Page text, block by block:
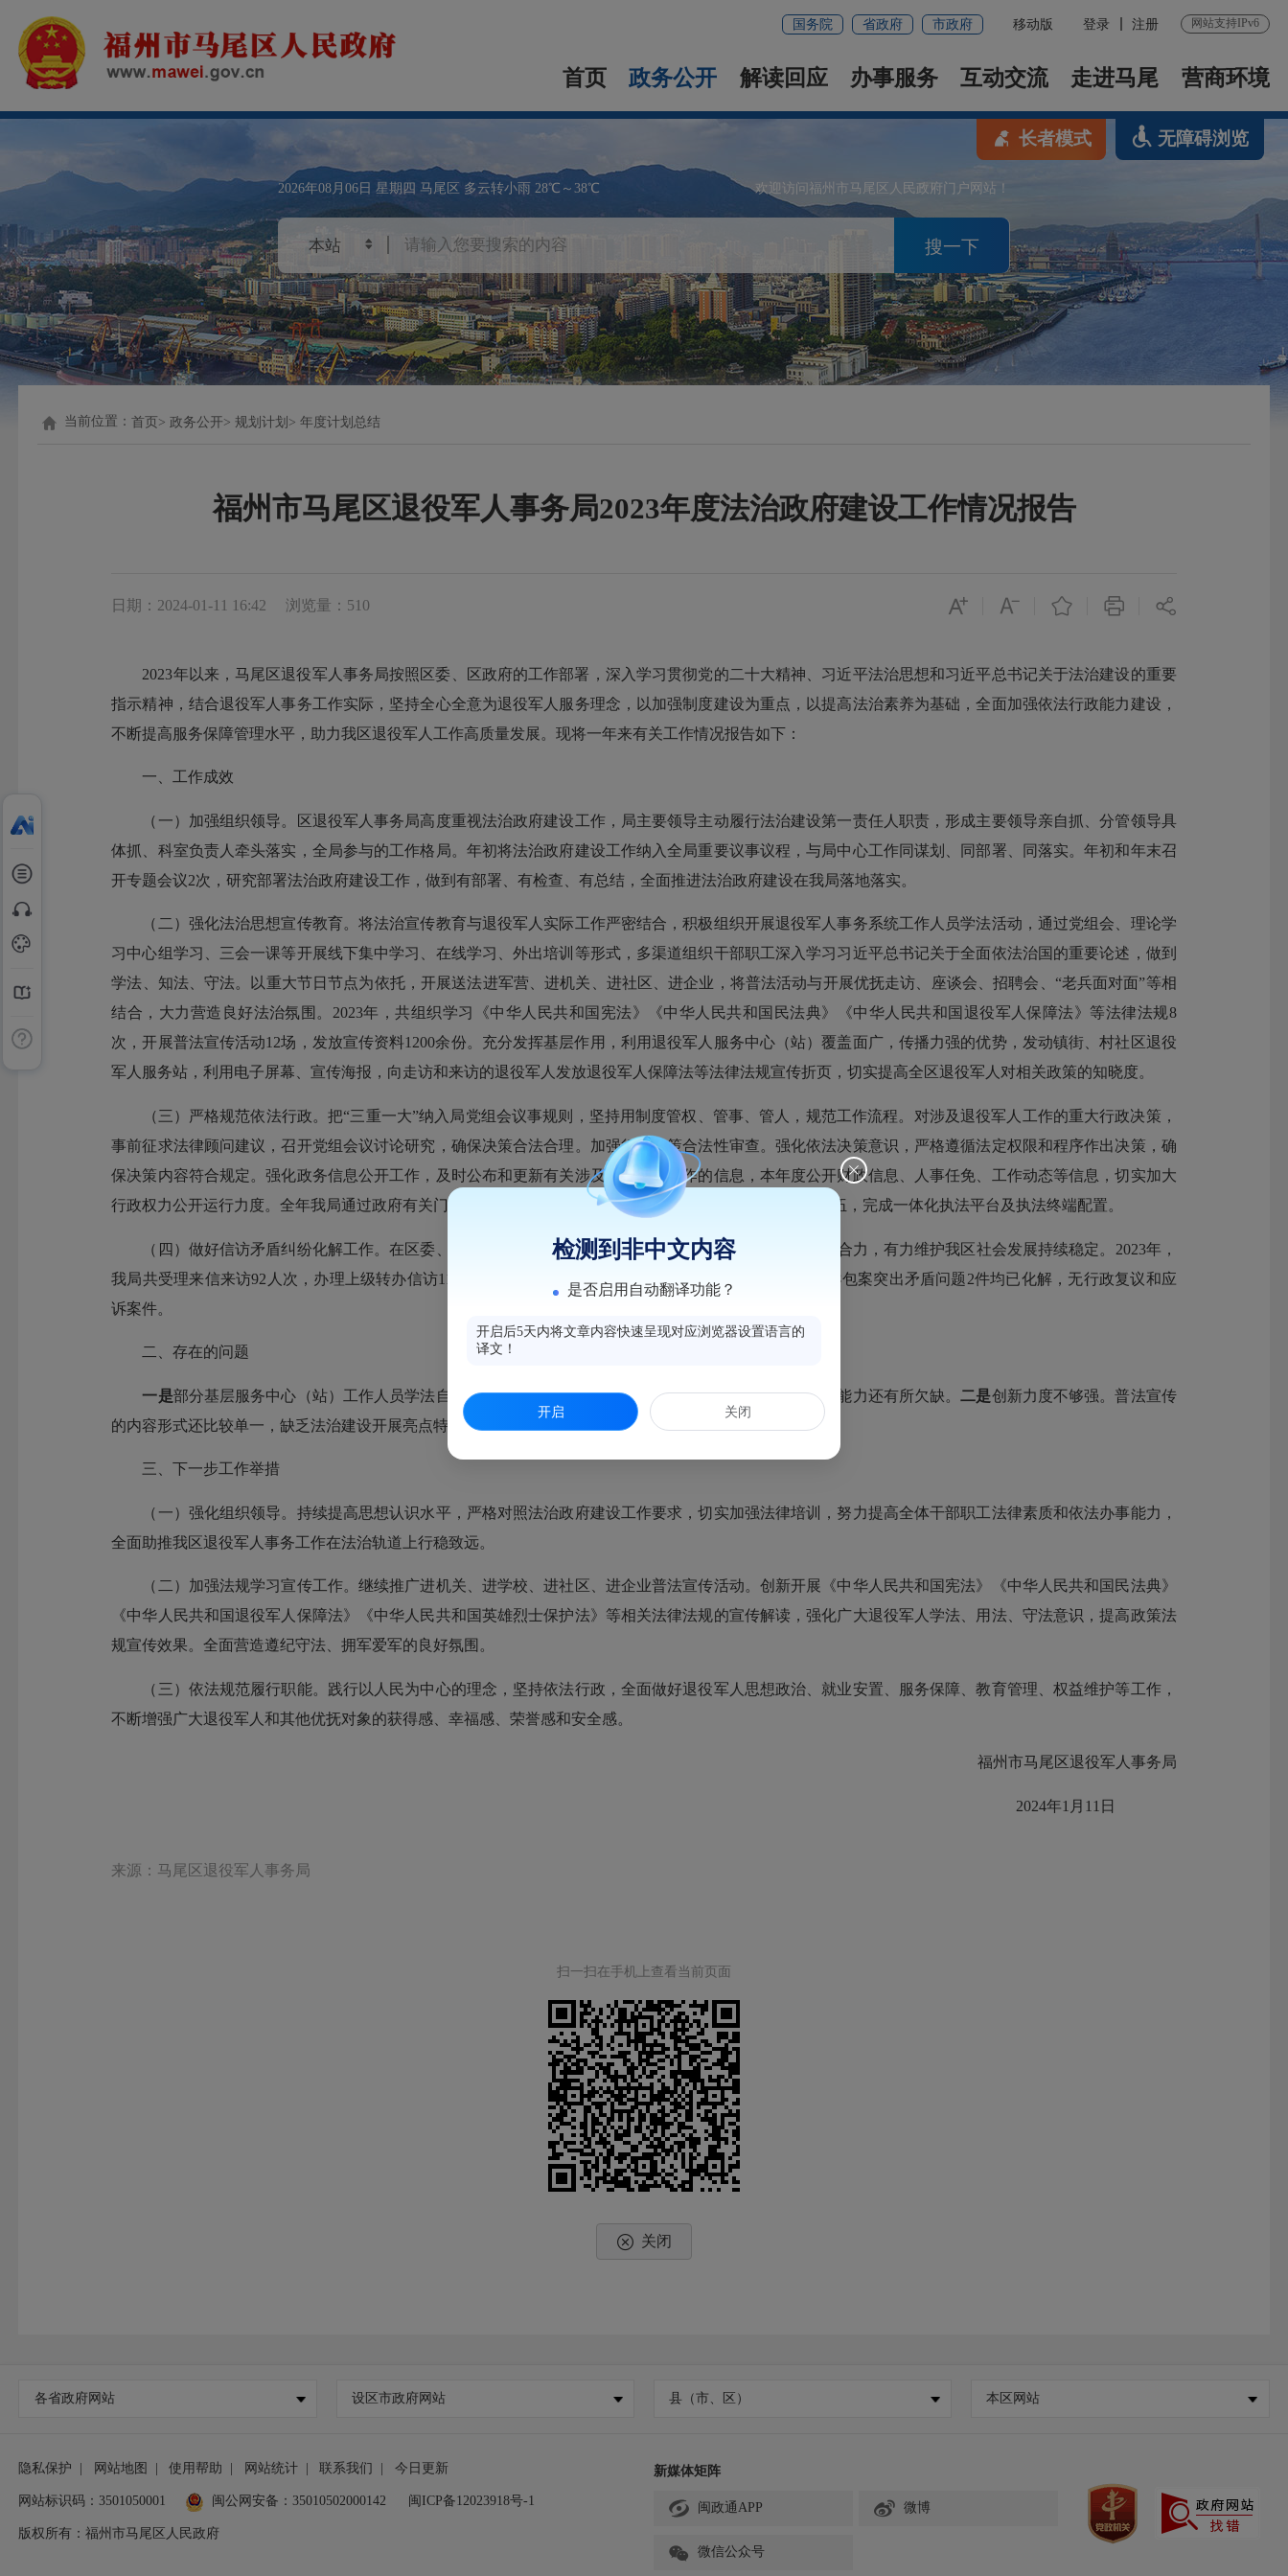
国务院 省政府 市政府 移动版 登录 注册 网站支持IPv6
首页 政务公开 解读回应 办事服务 互动交流 走进马尾 营商环境
2026年08月06日 星期四 马尾区 多云转小雨 28℃～38℃ 欢迎访问福州市马尾区人民政府门户网站！
搜一下
长者模式 无障碍浏览
当前位置：首页 政务公开 规划计划 年度计划总结
福州市马尾区退役军人事务局2023年度法治政府建设工作情况报告
日期：2024-01-11 16:42 浏览量：510
2023年以来，马尾区退役军人事务局按照区委、区政府的工作部署，深入学习贯彻党的二十大精神、习近平法治思想和习近平总书记关于法治建设的重要
指示精神，结合退役军人事务工作实际，坚持全心全意为退役军人服务理念，以加强制度建设为重点，以提高法治素养为基础，全面加强依法行政能力建设，
不断提高服务保障管理水平，助力我区退役军人工作高质量发展。现将一年来有关工作情况报告如下：
一、工作成效
（一）加强组织领导。区退役军人事务局高度重视法治政府建设工作，局主要领导主动履行法治建设第一责任人职责，形成主要领导亲自抓、分管领导具
体抓、科室负责人牵头落实，全局参与的工作格局。年初将法治政府建设工作纳入全局重要议事议程，与局中心工作同谋划、同部署、同落实。年初和年末召
开专题会议2次，研究部署法治政府建设工作，做到有部署、有检查、有总结，全面推进法治政府建设在我局落地落实。
（二）强化法治思想宣传教育。将法治宣传教育与退役军人实际工作严密结合，积极组织开展退役军人事务系统工作人员学法活动，通过党组会、理论学
习中心组学习、三会一课等开展线下集中学习、在线学习、外出培训等形式，多渠道组织干部职工深入学习习近平总书记关于全面依法治国的重要论述，做到
学法、知法、守法。以重大节日节点为依托，开展送法进军营、进机关、进社区、进企业，将普法活动与开展优抚走访、座谈会、招聘会、“老兵面对面”等相
结合，大力营造良好法治氛围。2023年，共组织学习《中华人民共和国宪法》《中华人民共和国民法典》《中华人民共和国退役军人保障法》等法律法规8
次，开展普法宣传活动12场，发放宣传资料1200余份。充分发挥基层作用，利用退役军人服务中心（站）覆盖面广，传播力强的优势，发动镇街、村社区退役
军人服务站，利用电子屏幕、宣传海报，向走访和来访的退役军人发放退役军人保障法等法律法规宣传折页，切实提高全区退役军人对相关政策的知晓度。
（三）严格规范依法行政。把“三重一大”纳入局党组会议事规则，坚持用制度管权、管事、管人，规范工作流程。对涉及退役军人工作的重大行政决策，
事前征求法律顾问建议，召开党组会议讨论研究，确保决策合法合理。加强行政决策合法性审查。强化依法决策意识，严格遵循法定权限和程序作出决策，确
保决策内容符合规定。强化政务信息公开工作，及时公布和更新有关涉及退役军人工作的信息，本年度公开财政信息、人事任免、工作动态等信息，切实加大
行政权力公开运行力度。全年我局通过政府有关门户网站公开信息数量14条。逐步强化退役军人工作服务队伍，完成一体化执法平台及执法终端配置。
（四）做好信访矛盾纠纷化解工作。在区委、区政府的坚强领导下，各有关部门单位、各乡镇形成稳控合力，有力维护我区社会发展持续稳定。2023年，
我局共受理来信来访92人次，办理上级转办信访11件，回复12345平台咨询12件，局领导接访110人次，领导包案突出矛盾问题2件均已化解，无行政复议和应
诉案件。
二、存在的问题
一是部分基层服务中心（站）工作人员学法自觉性还有待提升，运用法律手段处理退役军人事务工作的能力还有所欠缺。二是创新力度不够强。普法宣传
的内容形式还比较单一，缺乏法治建设开展亮点特色工作。
三、下一步工作举措
（一）强化组织领导。持续提高思想认识水平，严格对照法治政府建设工作要求，切实加强法律培训，努力提高全体干部职工法律素质和依法办事能力，
全面助推我区退役军人事务工作在法治轨道上行稳致远。
（二）加强法规学习宣传工作。继续推广进机关、进学校、进社区、进企业普法宣传活动。创新开展《中华人民共和国宪法》《中华人民共和国民法典》
《中华人民共和国退役军人保障法》《中华人民共和国英雄烈士保护法》等相关法律法规的宣传解读，强化广大退役军人学法、用法、守法意识，提高政策法
规宣传效果。全面营造遵纪守法、拥军爱军的良好氛围。
（三）依法规范履行职能。践行以人民为中心的理念，坚持依法行政，全面做好退役军人思想政治、就业安置、服务保障、教育管理、权益维护等工作，
不断增强广大退役军人和其他优抚对象的获得感、幸福感、荣誉感和安全感。
福州市马尾区退役军人事务局
2024年1月11日
来源：马尾区退役军人事务局
扫一扫在手机上查看当前页面
关闭
各省政府网站 设区市政府网站 县（市、区） 本区网站
隐私保护 网站地图 使用帮助 网站统计 联系我们 今日更新
网站标识码：3501050001 闽公网安备：35010502000142 闽ICP备12023918号-1
版权所有：福州市马尾区人民政府
新媒体矩阵
闽政通APP 微博
微信公众号
检测到非中文内容
是否启用自动翻译功能？
开启后5天内将文章内容快速呈现对应浏览器设置语言的
译文！
开启 关闭